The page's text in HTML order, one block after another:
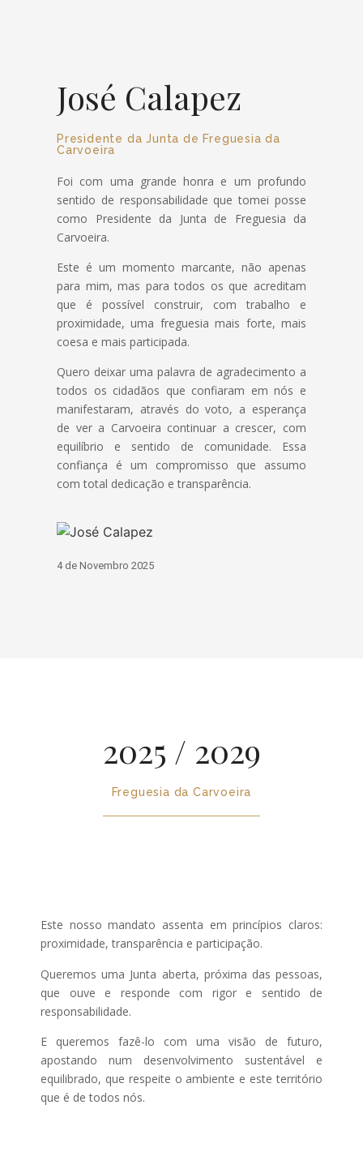
José Calapez
Presidente da Junta de Freguesia da
Carvoeira
Foi com uma grande honra e um profundo
sentido de responsabilidade que tomei posse
como Presidente da Junta de Freguesia da
Carvoeira.
Este é um momento marcante, não apenas
para mim, mas para todos os que acreditam
que é possível construir, com trabalho e
proximidade, uma freguesia mais forte, mais
coesa e mais participada.
Quero deixar uma palavra de agradecimento a
todos os cidadãos que confiaram em nós e
manifestaram, através do voto, a esperança
de ver a Carvoeira continuar a crescer, com
equilíbrio e sentido de comunidade. Essa
confiança é um compromisso que assumo
com total dedicação e transparência.
4 de Novembro 2025
2025 / 2029
Freguesia da Carvoeira
Este nosso mandato assenta em princípios claros:
proximidade, transparência e participação.
Queremos uma Junta aberta, próxima das pessoas,
que ouve e responde com rigor e sentido de
responsabilidade.
E queremos fazê-lo com uma visão de futuro,
apostando num desenvolvimento sustentável e
equilibrado, que respeite o ambiente e este território
que é de todos nós.